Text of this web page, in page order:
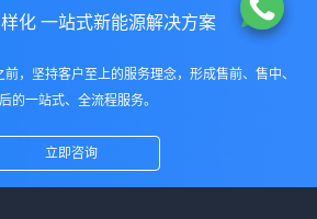
化 一站式新能源解决方案
，坚持客户至上的服务理念，形成售前、售中、
的一站式、全流程服务。
立即咨询